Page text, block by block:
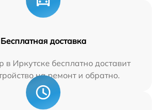
Бесплатная доставка
в Иркутске бесплатно доставит
на ремонт и обратно.